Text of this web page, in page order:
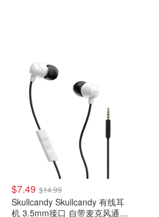
$7.49 $14.99
Skullcandy Skullcandy 有线耳
机 3.5mm接口 自带麦克风通话